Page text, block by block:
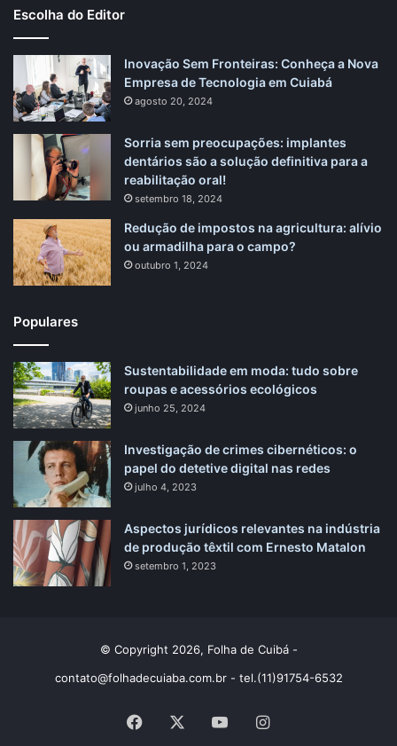
Escolha do Editor
Inovação Sem Fronteiras: Conheça a Nova
Empresa de Tecnologia em Cuiabá
agosto 20, 2024
Sorria sem preocupações: implantes
dentários são a solução definitiva para a
reabilitação oral!
setembro 18, 2024
Redução de impostos na agricultura: alívio
ou armadilha para o campo?
outubro 1, 2024
Populares
Sustentabilidade em moda: tudo sobre
roupas e acessórios ecológicos
junho 25, 2024
Investigação de crimes cibernéticos: o
papel do detetive digital nas redes
julho 4, 2023
Aspectos jurídicos relevantes na indústria
de produção têxtil com Ernesto Matalon
setembro 1, 2023
© Copyright 2026, Folha de Cuibá -
contato@folhadecuiaba.com.br- tel.(11)91754-6532
Facebook YouTubeInstagram